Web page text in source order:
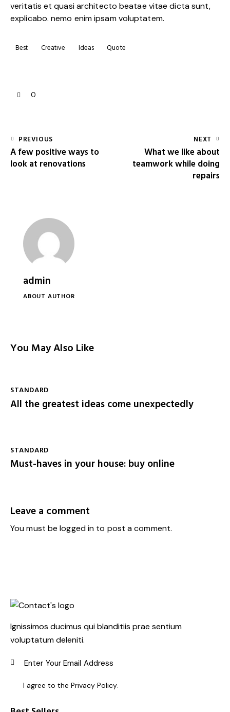
veritatis et quasi architecto beatae vitae dicta sunt,
explicabo. nemo enim ipsam voluptatem.
Best Creative Ideas Quote
0
PREVIOUS
A few positive ways to
look at renovations
NEXT
What we like about
teamwork while doing
repairs
admin
ABOUT AUTHOR
You May Also Like
STANDARD
All the greatest ideas come unexpectedly
STANDARD
Must-haves in your house: buy online
Leave a comment
You must belogged in to post a comment.
Ignissimos ducimus qui blanditiis prae sentium
voluptatum deleniti.
I agree to the Privacy Policy.